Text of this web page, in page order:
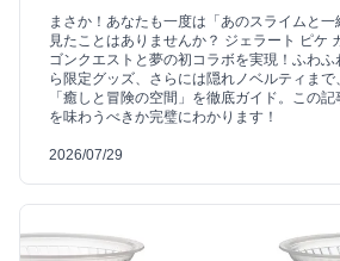
まさか！あなたも一度は「あのスライムと
見たことはありませんか？ ジェラート ピケ
ゴンクエストと夢の初コラボを実現！ふわ
ら限定グッズ、さらには隠れノベルティま
「癒しと冒険の空間」を徹底ガイド。この
を味わうべきか完璧にわかります！
2026/07/29